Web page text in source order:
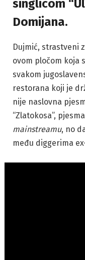
singlicom
Domijana.
Dujmić, strastveni
ovom pločom koja
svakom
restorana koji je
nije naslovna
“Zlatokosa”,
mainstreamu, no
među diggerima